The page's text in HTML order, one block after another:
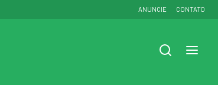
ANUNCIE CONTATO